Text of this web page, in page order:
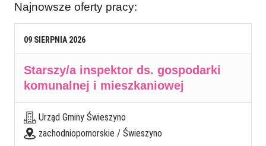
Najnowsze oferty pracy:
09 SIERPNIA 2026
Starszy/a inspektor ds. gospodarki
komunalnej i mieszkaniowej
Urząd Gminy Świeszyno
zachodniopomorskie / Świeszyno